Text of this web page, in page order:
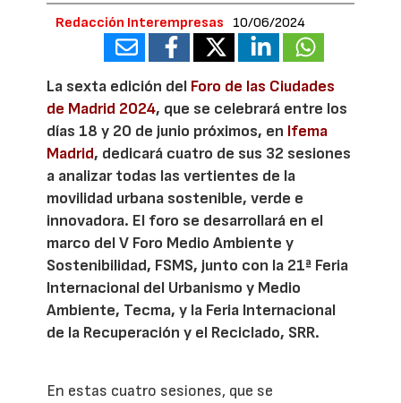
Redacción Interempresas 10/06/2024
La sexta edición del Foro de las Ciudades
de Madrid 2024, que se celebrará entre los
días 18 y 20 de junio próximos, en Ifema
Madrid, dedicará cuatro de sus 32 sesiones
a analizar todas las vertientes de la
movilidad urbana sostenible, verde e
innovadora. El foro se desarrollará en el
marco del V Foro Medio Ambiente y
Sostenibilidad, FSMS, junto con la 21ª Feria
Internacional del Urbanismo y Medio
Ambiente, Tecma, y la Feria Internacional
de la Recuperación y el Reciclado, SRR.
En estas cuatro sesiones, que se